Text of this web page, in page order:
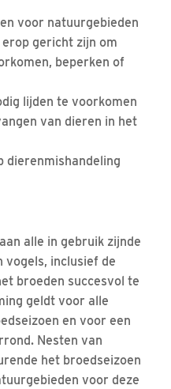
voor natuurgebieden
gericht zijn om
beperken of
lijden te voorkomen
van dieren in het
dierenmishandeling
alle in gebruik zijnde
vogels, inclusief de
broeden succesvol te
geldt voor alle
en voor een
Nesten van
het broedseizoen
voor deze